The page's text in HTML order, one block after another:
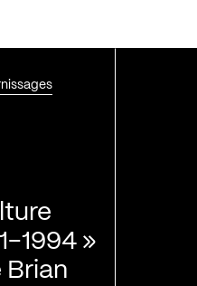
1994 »
Brian